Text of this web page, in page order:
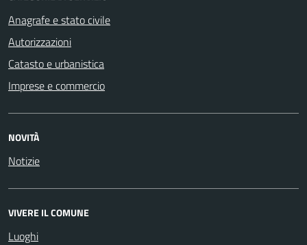
Anagrafe e stato civile
Autorizzazioni
Catasto e urbanistica
Imprese e commercio
NOVITÀ
Notizie
VIVERE IL COMUNE
Luoghi